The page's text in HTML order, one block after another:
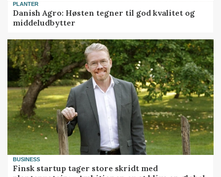
PLANTER
Danish Agro: Høsten tegner til god kvalitet og
middeludbytter
BUSINESS
Finsk startup tager store skridt med